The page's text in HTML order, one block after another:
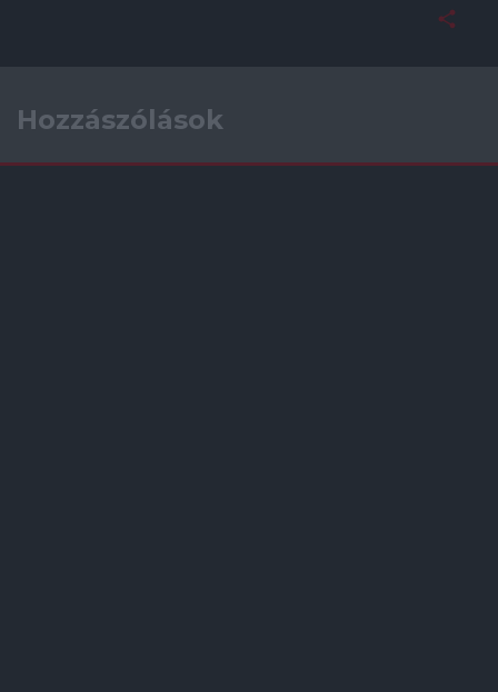
Hozzászólások